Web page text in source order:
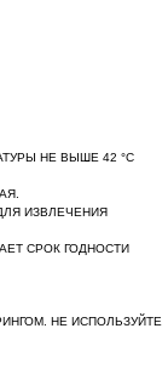
НЕ ВЫШЕ 42 °C
ИЗВЛЕЧЕНИЯ
СРОК ГОДНОСТИ
НЕ ИСПОЛЬЗУЙТЕ